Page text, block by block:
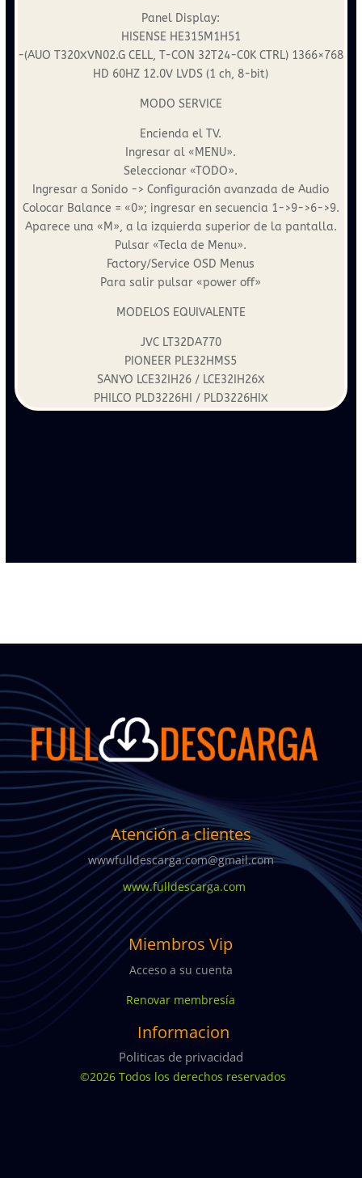
Panel Display:
HISENSE HE315M1H51
-(AUO T320XVN02.G CELL, T-CON 32T24-C0K CTRL) 1366×768
HD 60HZ 12.0V LVDS (1 ch, 8-bit)
MODO SERVICE
Encienda el TV.
Ingresar al «MENU».
Seleccionar «TODO».
Ingresar a Sonido -> Configuración avanzada de Audio
Colocar Balance = «0»; ingresar en secuencia 1->9->6->9.
Aparece una «M», a la izquierda superior de la pantalla.
Pulsar «Tecla de Menu».
Factory/Service OSD Menus
Para salir pulsar «power off»
MODELOS EQUIVALENTE
JVC LT32DA770
PIONEER PLE32HMS5
SANYO LCE32IH26 / LCE32IH26X
PHILCO PLD3226HI / PLD3226HIX
Atención a clientes
wwwfulldescarga.com@gmail.com
www.fulldescarga.com
Miembros Vip
Acceso a su cuenta
Renovar membresía
Informacion
Politicas de privacidad
©2026 Todos los derechos reservados